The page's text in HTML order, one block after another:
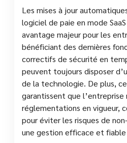
Les mises à jour
logiciel de paie en mode
avantage majeur pour les
bénéficiant des dernières
correctifs de sécurité en
peuvent toujours disposer
de la technologie. De plus,
garantissent que
réglementations en vigueur,
pour éviter les risques de
une gestion efficace et fiable